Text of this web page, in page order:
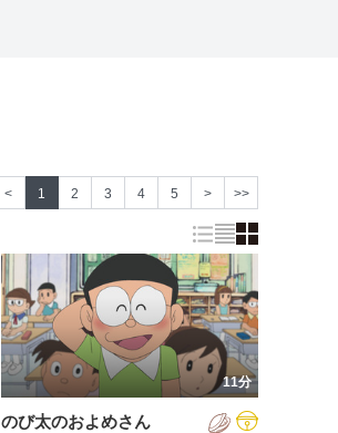
< 1 2 3 4 5 > >>
11分
のび太のおよめさん